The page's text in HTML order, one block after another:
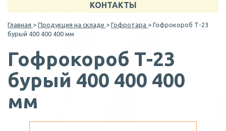
КОНТАКТЫ
Главная > Продукция на складе > Гофротара > Гофрокороб Т-23
бурый 400 400 400 мм
Гофрокороб Т-23
бурый 400 400 400
мм